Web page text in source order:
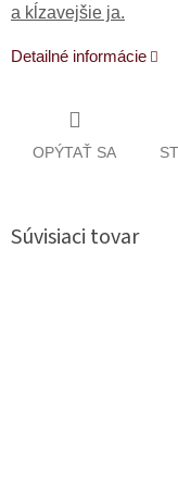
a kĺzavejšie ja.
Detailné informácie
OPÝTAŤ SA
Súvisiaci tovar